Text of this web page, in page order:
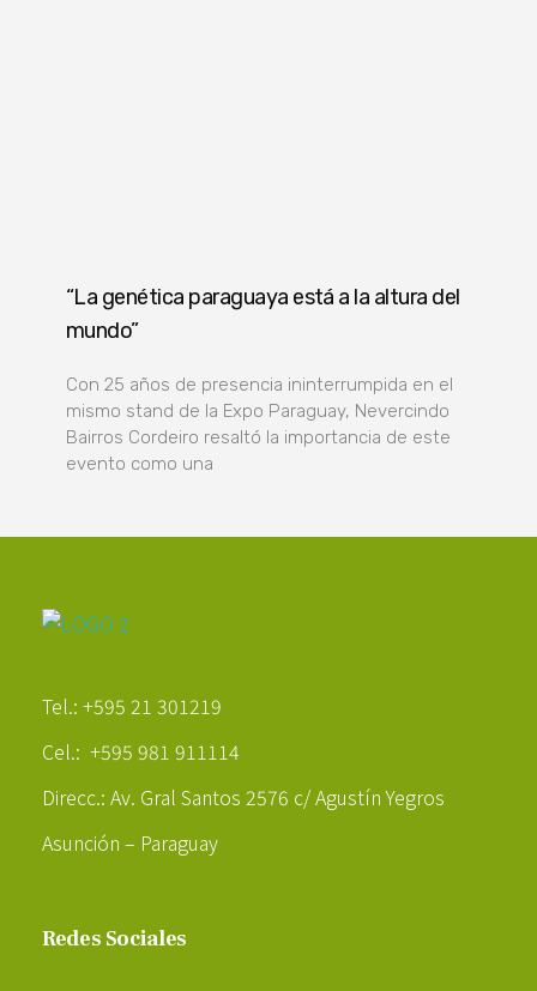
“La genética paraguaya está a la altura del
mundo”
Con 25 años de presencia ininterrumpida en el
mismo stand de la Expo Paraguay, Nevercindo
Bairros Cordeiro resaltó la importancia de este
evento como una
Tel.: +595 21 301219
Cel.: +595 981 911114
Direcc.: Av. Gral Santos 2576 c/ Agustín Yegros
Asunción – Paraguay
Redes Sociales